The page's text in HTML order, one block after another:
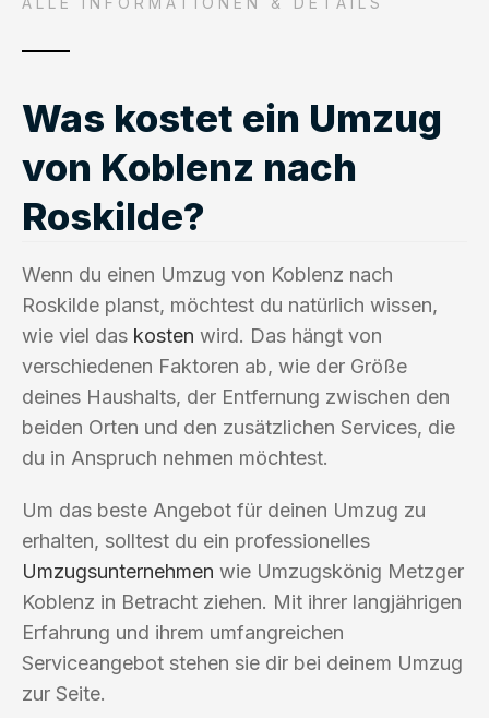
Was kostet ein Umzug
von Koblenz nach
Roskilde?
Wenn du einen Umzug von Koblenz nach
Roskilde planst, möchtest du natürlich wissen,
wie viel das kosten wird. Das hängt von
verschiedenen Faktoren ab, wie der Größe
deines Haushalts, der Entfernung zwischen den
beiden Orten und den zusätzlichen Services, die
du in Anspruch nehmen möchtest.
Um das beste Angebot für deinen Umzug zu
erhalten, solltest du ein professionelles
Umzugsunternehmen wie Umzugskönig Metzger
Koblenz in Betracht ziehen. Mit ihrer langjährigen
Erfahrung und ihrem umfangreichen
Serviceangebot stehen sie dir bei deinem Umzug
zur Seite.